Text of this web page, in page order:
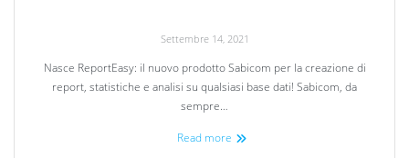
Settembre 14, 2021
Nasce ReportEasy: il nuovo prodotto Sabicom per la creazione di
report, statistiche e analisi su qualsiasi base dati! Sabicom, da
sempre…
Read more